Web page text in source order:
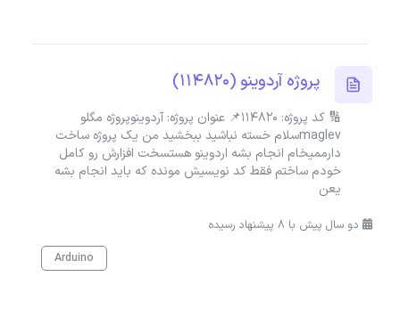
پروژه آردوینو (114820)
🔢 کد پروژه: 114820📌 عنوان پروژه: آردوینوپروژه مگلو
maglevسلام خسته نباشید ببخشید من یک پروژه ساخت
دارممیخام انجام بشه اردوینو هستسخت افزارش رو کامل
خودم ساختم فقط کد نویسیش مونده که باید انجام بشه
یعن
دو سال پیش با 8 پیشنهاد رسیده
Arduino